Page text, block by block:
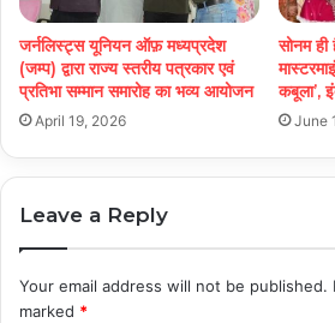
जर्नलिस्ट्स यूनियन ऑफ़ मध्यप्रदेश
(जम्प) द्वारा राज्य स्तरीय पत्रकार एवं
प्रतिभा सम्मान समारोह का भव्य आयोजन
April 19, 2026
सोनम ही
कबूला’,
June
Leave a Reply
Your email address will not be published.
marked *